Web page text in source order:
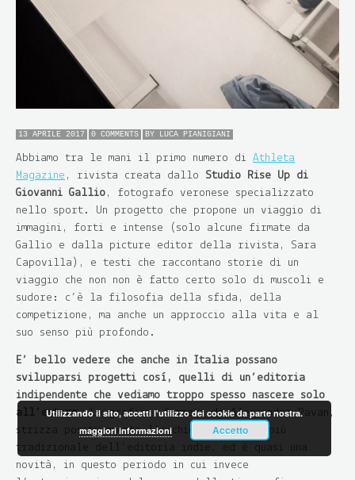
13 APRILE 2017 0 COMMENTS BY LUCA PIANIGIANI
Abbiamo tra le mani il primo numero di Athleta
Magazine , rivista creata dallo Studio Rise Up di
Giovanni Gallio , fotografo veronese specializzato
nello sport. Un progetto che propone un viaggio di
immagini, forti e intense (solo alcune firmate da
Gallio e dalla picture editor della rivista, Sara
Capovilla), e testi che raccontano storie di un
viaggio che non non è fatto certo solo di muscoli e
sudore: c’è la filosofia della sfida, della
competizione, ma anche un approccio alla vita e al
suo senso più profondo.
E’ bello vedere che anche in Italia possano
svilupparsi progetti così, quelli di un’editoria
indipendente che vediamo troppo spesso nascere solo
all’estero. La grafica, firmata da Alessandra Pavan,
strizza positivamente l’occhio allo stile più
tradizionale dell’editoria indie, ed è quasi una
novità, in questo periodo in cui invece
Utilizzando il sito, accetti l'utilizzo dei cookie da parte nostra.
maggiori informazioni
Accetto